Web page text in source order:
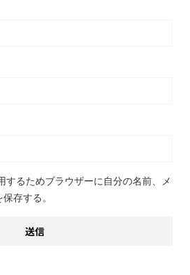
するためブラウザーに自分の名前、メ
存する。